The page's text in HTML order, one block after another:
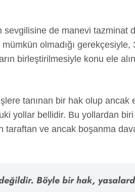
sevgilisine de manevi tazminat
olmadığı gerekçesiyle,
birleştirilmesiyle konu ele
tanınan bir hak olup
yollar bellidir. Bu yollardan biri
taraftan ve ancak boşanma
Böyle bir hak,